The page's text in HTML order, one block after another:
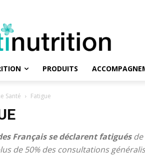
PRODUITS
Santé Fatigue
Français se déclarent fatiguésde
de 50% des consultations